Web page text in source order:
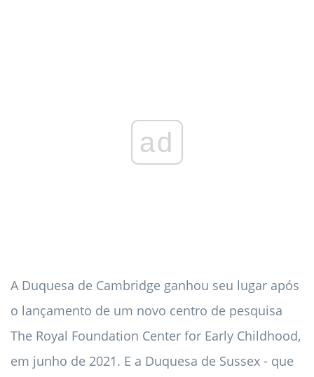
ad
A Duquesa de Cambridge ganhou seu lugar após
o lançamento de um novo centro de pesquisa
The Royal Foundation Center for Early Childhood,
em junho de 2021. E a Duquesa de Sussex - que